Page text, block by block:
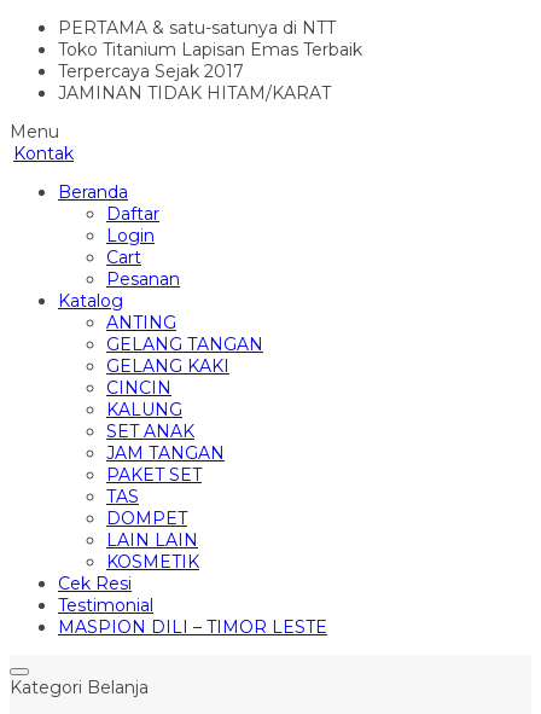
PERTAMA & satu-satunya di NTT
Toko Titanium Lapisan Emas Terbaik
Terpercaya Sejak 2017
JAMINAN TIDAK HITAM/KARAT
Menu
Kontak
Beranda
Daftar
Login
Cart
Pesanan
Katalog
ANTING
GELANG TANGAN
GELANG KAKI
CINCIN
KALUNG
SET ANAK
JAM TANGAN
PAKET SET
TAS
DOMPET
LAIN LAIN
KOSMETIK
Cek Resi
Testimonial
MASPION DILI – TIMOR LESTE
Kategori Belanja